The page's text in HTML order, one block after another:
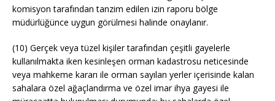
komisyon tarafından tanzim edilen izin raporu bölge
müdürlüğünce uygun görülmesi halinde onaylanır.
(10) Gerçek veya tüzel kişiler tarafından çeşitli gayelerle
kullanılmakta iken kesinleşen orman kadastrosu neticesinde
veya mahkeme kararı ile orman sayılan yerler içerisinde kalan
sahalara özel ağaçlandırma ve özel imar ihya gayesi ile